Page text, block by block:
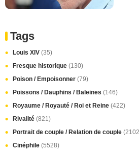
Tags
Louis XIV (35)
Fresque historique (130)
Poison / Empoisonner (79)
Poissons / Dauphins / Baleines (146)
Royaume / Royauté / Roi et Reine (422)
Rivalité (821)
Portrait de couple / Relation de couple
Cinéphile (5528)